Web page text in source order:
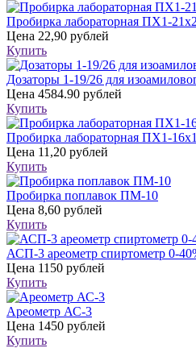
Пробирка лабораторная ПХ1-
Цена 22,90 рублей
Купить
Дозаторы 1-19/26 для
Цена 4584.90 рублей
Купить
Пробирка лабораторная ПХ1-
Цена 11,20 рублей
Купить
Пробирка поплавок ПМ-10
Цена 8,60 рублей
Купить
АСП-3 ареометр спиртометр 0-
Цена 1150 рублей
Купить
Ареометр АС-3
Цена 1450 рублей
Купить